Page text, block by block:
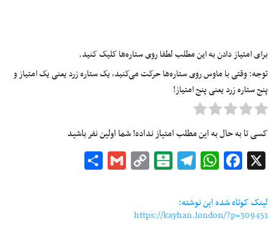
برای امتیاز دادن به این مطلب لطفا روی ستاره‌ها کلیک کنید.
توجه: وقتی با ماوس روی ستاره‌ها حرکت می‌کنید، یک ستاره زرد یعنی یک امتیاز و
پنج ستاره زرد یعنی پنج امتیاز!
کسی تا به حال به این مطلب امتیاز نداده! شما اولین نفر باشید
Facebook
WhatsApp
Telegram
Balatarin
Copy
Gmail
لینک کوتاه شده این نوشته:
https://kayhan.london/?p=309451